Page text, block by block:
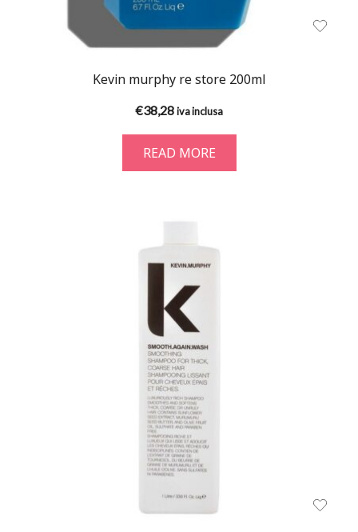
Kevin murphy re store 200ml
€38,28iva inclusa
READ MORE